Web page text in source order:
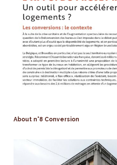
About n°8 Conversion